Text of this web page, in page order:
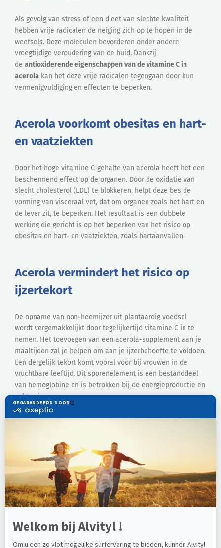
Als gevolg van stress of een dieet van slechte kwaliteit
hebben vrije radicalen de neiging zich op te hopen in de
weefsels. Deze moleculen bevorderen onder andere
vroegtijdige veroudering van de huid. Dankzij
de antioxiderende eigenschappen van de vitamine C in
acerola kan het deze vrije radicalen tegengaan door hun
vermenigvuldiging en effecten te beperken.
Acerola voorkomt obesitas en hart-
en vaatziekten
Door het hoge vitamine C-gehalte van acerola heeft het een
beschermend effect op de organen. Door de oxidatie van
slecht cholesterol (LDL) te blokkeren, helpt deze bes de
vorming van visceraal vet, dat om organen zoals het hart en
de lever zit, te beperken. Het resultaat is een dubbele
werking die gericht is op het beperken van het risico op
obesitas en hart- en vaatziekten, zoals hartaanvallen.
Acerola vermindert het risico op
ijzertekort
De opname van non-heemijzer uit plantaardig voedsel
wordt vergemakkelijkt door tegelijkertijd vitamine C in te
nemen. Het toevoegen van een acerola-supplement aan je
maaltijden zal je helpen om aan je ijzerbehoefte te voldoen.
Een dergelijk tekort komt vooral voor bij vrouwen in de
vruchtbare leeftijd. Dit sporenelement is een bestanddeel
van hemoglobine en is betrokken bij de energieproductie en
celgroei.
onthouden
Acerola bevat tot 40 keer meer vitamine C dan
sinaasappels of kiwi’s!
Gebruik acerola zodra de winter aanbreekt om je
peil te houden.
Het is een bron van vitamine C en helpt hierdoor bij
de opname van ijzer.